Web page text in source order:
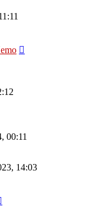
00:11
14:03